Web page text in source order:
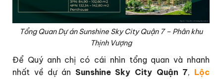
Tổng Quan Dự án Sunshine Sky City Quận 7 – Phân khu
Thịnh Vượng
Để Quý anh chị có cái nhìn tổng quan và nhanh
nhất về dự án Sunshine Sky City Quận 7, Lộc